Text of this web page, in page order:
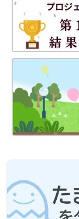
ったんです。で
ずっと言われて
てしまったら…
で、申し訳ない
入院を継続する
その約1週間後に
午前中に、NST
動いている様子
らとそのときは
て。大きな音を
い状態になって
れど、臓器とし
いける。外に出